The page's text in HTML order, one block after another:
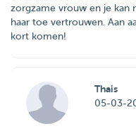
zorgzame vrouw en je kan
haar toe vertrouwen. Aan
kort komen!
Thais
05-03-